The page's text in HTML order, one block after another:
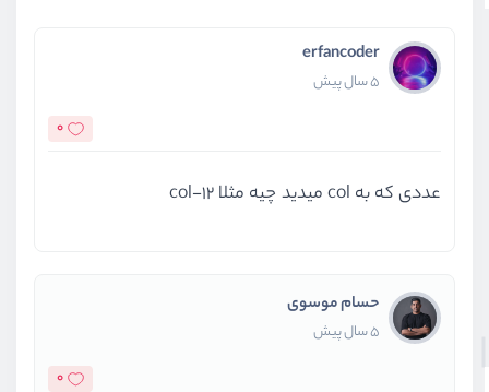
erfancoder
5 سال پیش
0
عددی که به col میدید چیه مثلا col-12
حسام موسوی
5 سال پیش
0